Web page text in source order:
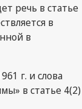
речь в статье
в
в
г. и слова
в статье 4(2)